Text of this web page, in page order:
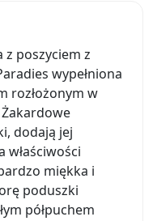
z poszyciem z
wypełniona
rozłożonym w
dodają jej
właściwości
miękka i
poduszki
półpuchem